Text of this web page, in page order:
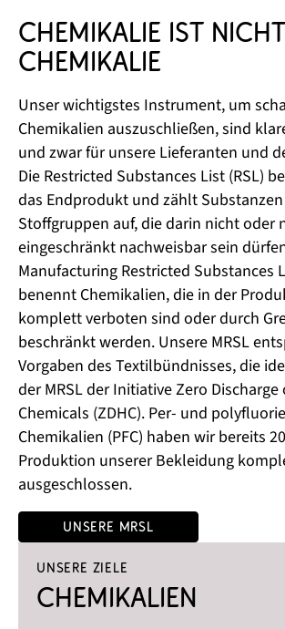
Chemikalie ist
Chemikalie
Unser wichtigstes Instrument, um
Chemikalien auszuschließen, sind
und zwar für unsere Lieferanten und
Die Restricted Substances List (RSL)
das Endprodukt und zählt
Stoffgruppen auf, die darin nicht oder
eingeschränkt nachweisbar sein
Manufacturing Restricted Substances
benennt Chemikalien, die in der
komplett verboten sind oder durch
beschränkt werden. Unsere MRSL
Vorgaben des Textilbündnisses, die
der MRSL der Initiative Zero
Chemicals (ZDHC). Per- und
Chemikalien (PFC) haben wir bereits
Produktion unserer Bekleidung
ausgeschlossen.
Unsere MRSL
Unsere Ziele
Chemikalien